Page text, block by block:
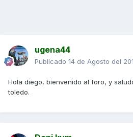
ugena44
Publicado 14 de Agosto del
Hola diego, bienvenido al foro, y
toledo.